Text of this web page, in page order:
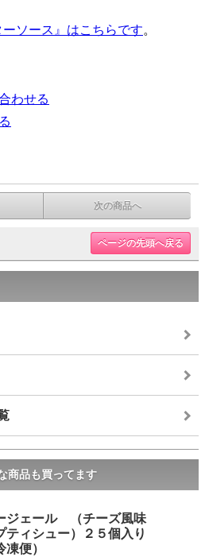
ーソース』はこちらです。
わせる
次の商品へ
ページの先頭へ戻る
商品も買ってます
ジェール （チーズ風味
ティシュー）２５個入り
凍便）